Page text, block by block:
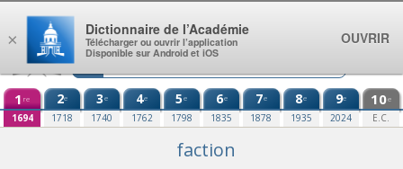
Aller au contenu
1 re
1694
2e
1718
3e
1740
4e
1762
5e
1798
6e
1835
7e
1878
8e
1935
9e
2024
10e
E.C.
faction
×
Dictionnaire de l’Académie
Télécharger ou ouvrir l’application
Disponible sur Android et iOS
OUVRIR